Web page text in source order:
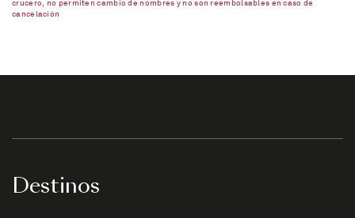
crucero, no permiten cambio de nombres y no son reembolsables en caso de
cancelación
Destinos